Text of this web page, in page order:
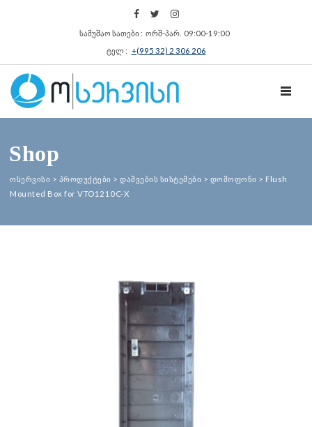
სამუშაო სათები : ორშ‑პარ. 09:00‑19:00
ტელ : +(995 32) 2 306 206
Shop
ოსერვისი > პროდუქტები > დაშვების სისტემები > დომოფონი > Flush
Mounted Box for VTO1210C-X